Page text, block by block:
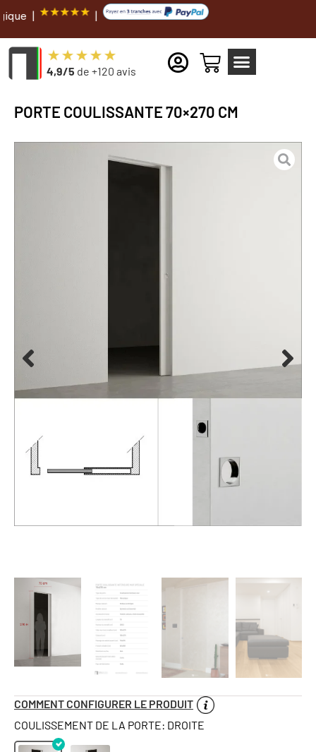
4,9/5 de +120 avis
PORTE COULISSANTE 70×270 CM
COMMENT CONFIGURER LE PRODUIT
COULISSEMENT DE LA PORTE: DROITE